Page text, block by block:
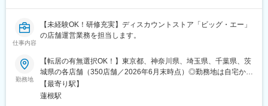
仕事内容
【未経験OK！研修充実】ディスカウントストア「ビッグ・エー」
の店舗運営業務を担当します。
勤務地
【転居の有無選択OK！】東京都、神奈川県、埼玉県、千葉県、茨
城県の各店舗（350店舗／2026年6月末時点）◎勤務地は自宅から
の距離を考慮のうえ決定します◎転居を伴う転勤の有無は選択で
きます（社員区分選択可／詳細は給与欄をご覧ください）【本
【最寄り駅】
蓮根駅